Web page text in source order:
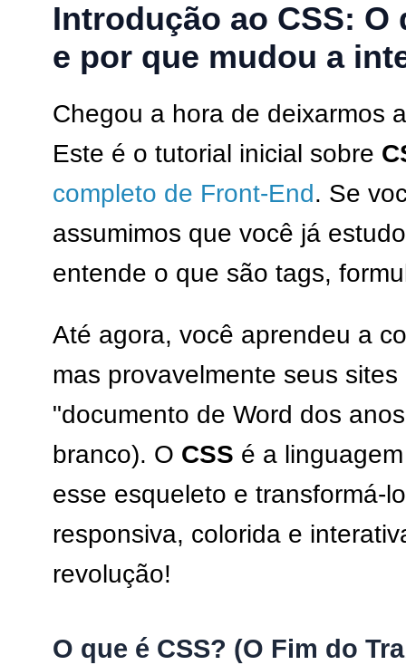
Introdução ao CSS: O
e por que mudou a
Chegou a hora de deixarmos
Este é o tutorial inicial sobre
completo de Front-End. Se
assumimos que você já
entende o que são tags,
Até agora, você aprendeu a
mas provavelmente seus
"documento de Word dos
branco). O CSS é a
esse esqueleto e transformá-
responsiva, colorida e
revolução!
O que é CSS? (O Fim do